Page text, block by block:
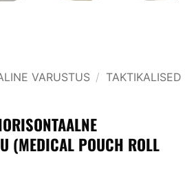
VARUSTUS / TAKTIKALISED
(MEDICAL POUCH ROLL